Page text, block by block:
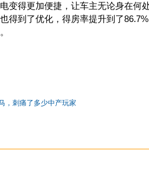
变得更加便捷，让车主无论身在何
得到了优化，得房率提升到了
，刺痛了多少中产玩家